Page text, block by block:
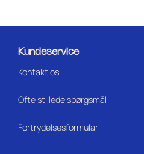
Kundeservice
Kontakt os
Ofte stillede spørgsmål
Fortrydelsesformular